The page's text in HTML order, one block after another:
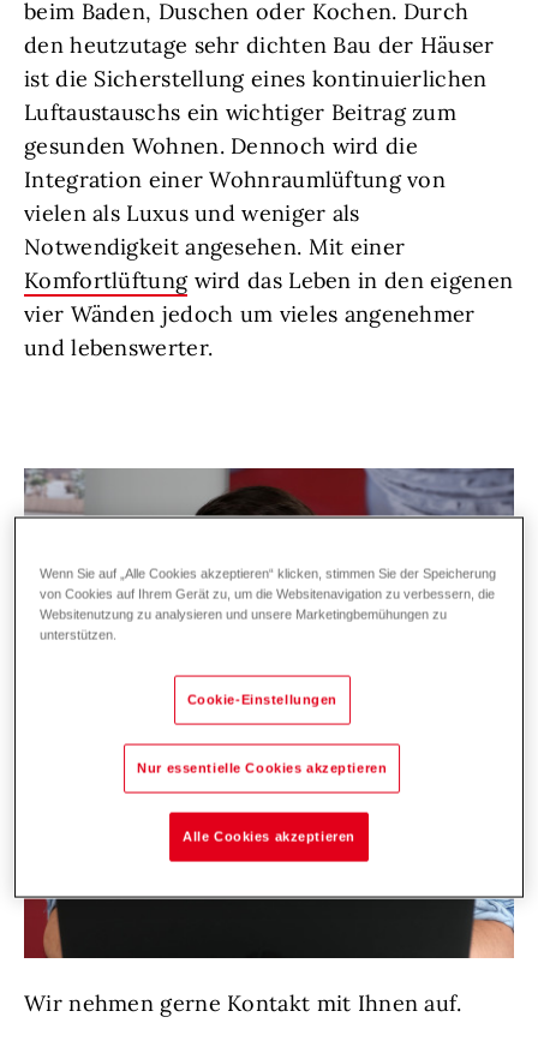
beim Baden, Duschen oder Kochen. Durch
den heutzutage sehr dichten Bau der Häuser
ist die Sicherstellung eines kontinuierlichen
Luftaustauschs ein wichtiger Beitrag zum
gesunden Wohnen. Dennoch wird die
Integration einer Wohnraumlüftung von
vielen als Luxus und weniger als
Notwendigkeit angesehen. Mit einer
Komfortlüftungwird das Leben in den eigenen
vier Wänden jedoch um vieles angenehmer
und lebenswerter.
Wir nehmen gerne Kontakt mit Ihnen auf.
Wenn Sie auf „Alle Cookies akzeptieren“ klicken, stimmen Sie der Speicherung
von Cookies auf Ihrem Gerät zu, um die Websitenavigation zu verbessern, die
Websitenutzung zu analysieren und unsere Marketingbemühungen zu
unterstützen.
Cookie-Einstellungen
Nur essentielle Cookies akzeptieren
Alle Cookies akzeptieren